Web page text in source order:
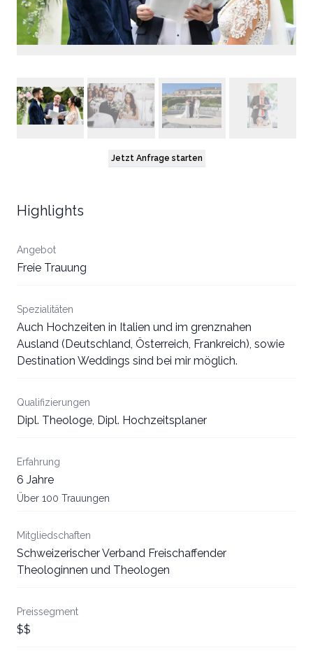
Jetzt Anfrage starten
Highlights
Angebot
Freie Trauung
Spezialitäten
Auch Hochzeiten in Italien und im grenznahen
Ausland (Deutschland, Österreich, Frankreich), sowie
Destination Weddings sind bei mir möglich.
Qualifizierungen
Dipl. Theologe, Dipl. Hochzeitsplaner
Erfahrung
6 Jahre
Über 100 Trauungen
Mitgliedschaften
Schweizerischer Verband Freischaffender
Theologinnen und Theologen
Preissegment
$$